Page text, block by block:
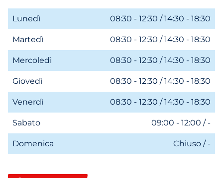
Lunedì 08:30 - 12:30 / 14:30 - 18:30
Martedì 08:30 - 12:30 / 14:30 - 18:30
Mercoledì 08:30 - 12:30 / 14:30 - 18:30
Giovedì 08:30 - 12:30 / 14:30 - 18:30
Venerdì 08:30 - 12:30 / 14:30 - 18:30
Sabato 09:00 - 12:00 / -
Domenica Chiuso / -